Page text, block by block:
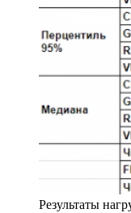
Результаты